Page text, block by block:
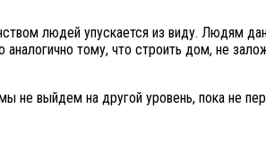
людей упускается из виду. Людям
аналогично тому, что строить дом, не
не выйдем на другой уровень, пока не